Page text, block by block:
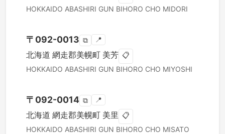
HOKKAIDO ABASHIRI GUN BIHORO CHO MIDORI
〒 092-0013 ⧉ 📍
北海道 網走郡美幌町 美芳 📋
HOKKAIDO ABASHIRI GUN BIHORO CHO MIYOSHI
〒 092-0014 ⧉ 📍
北海道 網走郡美幌町 美里 📋
HOKKAIDO ABASHIRI GUN BIHORO CHO MISATO